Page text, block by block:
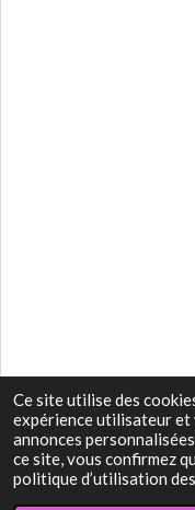
Ce site utilise des
expérience utilisateur et
annonces
ce site, vous confirmez
politique d’utilisation
© 2022 - 2026 www.bulle-
Propulsé parWebador